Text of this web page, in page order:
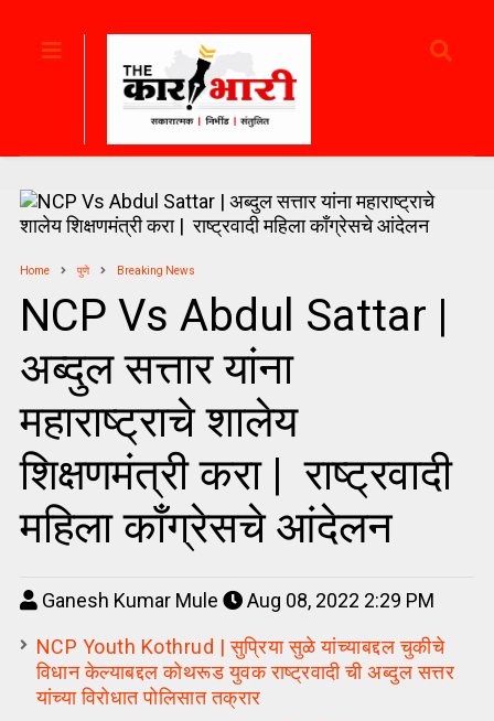
Home पुणे Breaking News
NCP Vs Abdul Sattar |
अब्दुल सत्तार यांना
महाराष्ट्राचे शालेय
शिक्षणमंत्री करा | राष्ट्रवादी
महिला काँग्रेसचे आंदेलन
Ganesh Kumar Mule
Aug 08, 2022 2:29 PM
NCP Youth Kothrud | सुप्रिया सुळे यांच्याबद्दल चुकीचे
विधान केल्याबद्दल कोथरूड युवक राष्ट्रवादी ची अब्दुल सत्तर
यांच्या विरोधात पोलिसात तक्रार